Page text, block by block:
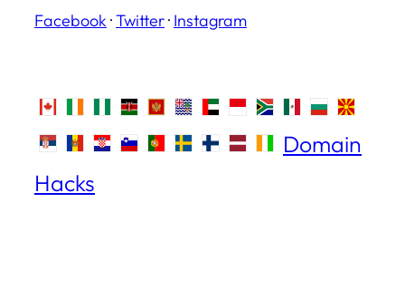
Facebook ·Twitter· Instagram
Domain
Hacks